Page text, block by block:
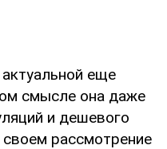
еще
смысле она даже
и дешевого
рассмотрение